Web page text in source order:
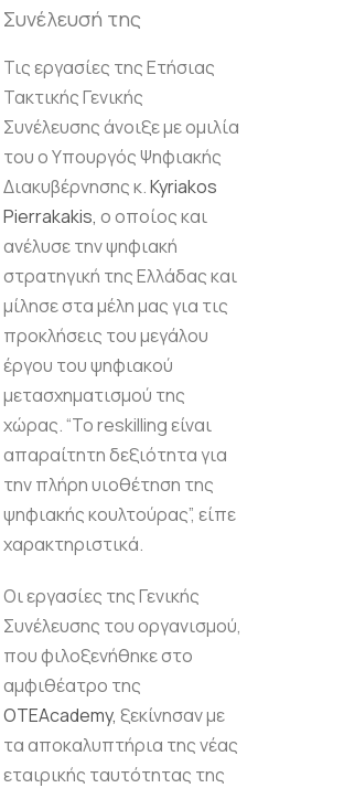
Συνέλευσή της
Τις εργασίες της Ετήσιας
Τακτικής Γενικής
Συνέλευσης άνοιξε με ομιλία
του ο Υπουργός Ψηφιακής
Διακυβέρνησης κ.Kyriakos
Pierrakakis, ο οποίος και
ανέλυσε την ψηφιακή
στρατηγική της Ελλάδας και
μίλησε στα μέλη μας για τις
προκλήσεις του μεγάλου
έργου του ψηφιακού
μετασχηματισμού της
χώρας. “Το reskilling είναι
απαραίτητη δεξιότητα για
την πλήρη υιοθέτηση της
ψηφιακής κουλτούρας”, είπε
χαρακτηριστικά.
Οι εργασίες της Γενικής
Συνέλευσης του οργανισμού,
που φιλοξενήθηκε στο
αμφιθέατρο της
OTEAcademy,ξεκίνησαν με
τα αποκαλυπτήρια της νέας
εταιρικής ταυτότητας της